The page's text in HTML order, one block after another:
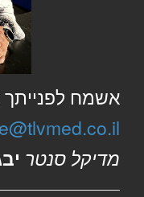
אשמח לפנייתך
מדיקל סנטר